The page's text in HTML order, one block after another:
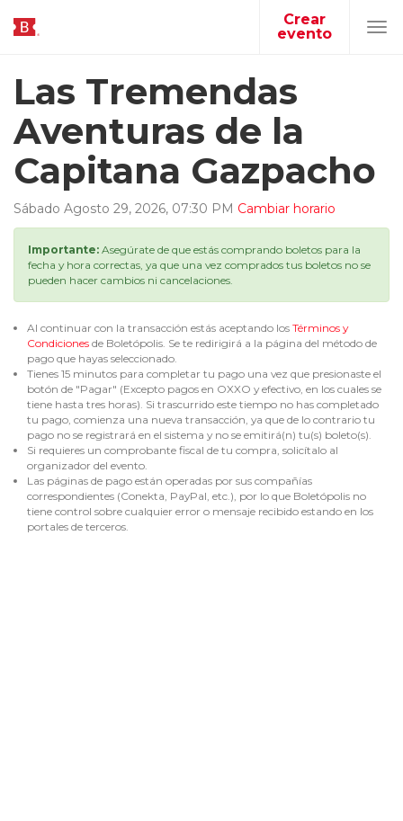
Crear
evento
Las Tremendas
Aventuras de la
Capitana Gazpacho
Sábado Agosto 29, 2026, 07:30 PM Cambiar horario
Importante: Asegúrate de que estás comprando boletos para la
fecha y hora correctas, ya que una vez comprados tus boletos no se
pueden hacer cambios ni cancelaciones.
Al continuar con la transacción estás aceptando los Términos y
Condiciones de Boletópolis. Se te redirigirá a la página del método de
pago que hayas seleccionado.
Tienes 15 minutos para completar tu pago una vez que presionaste el
botón de "Pagar" (Excepto pagos en OXXO y efectivo, en los cuales se
tiene hasta tres horas). Si trascurrido este tiempo no has completado
tu pago, comienza una nueva transacción, ya que de lo contrario tu
pago no se registrará en el sistema y no se emitirá(n) tu(s) boleto(s).
Si requieres un comprobante fiscal de tu compra, solicítalo al
organizador del evento.
Las páginas de pago están operadas por sus compañías
correspondientes (Conekta, PayPal, etc.), por lo que Boletópolis no
tiene control sobre cualquier error o mensaje recibido estando en los
portales de terceros.